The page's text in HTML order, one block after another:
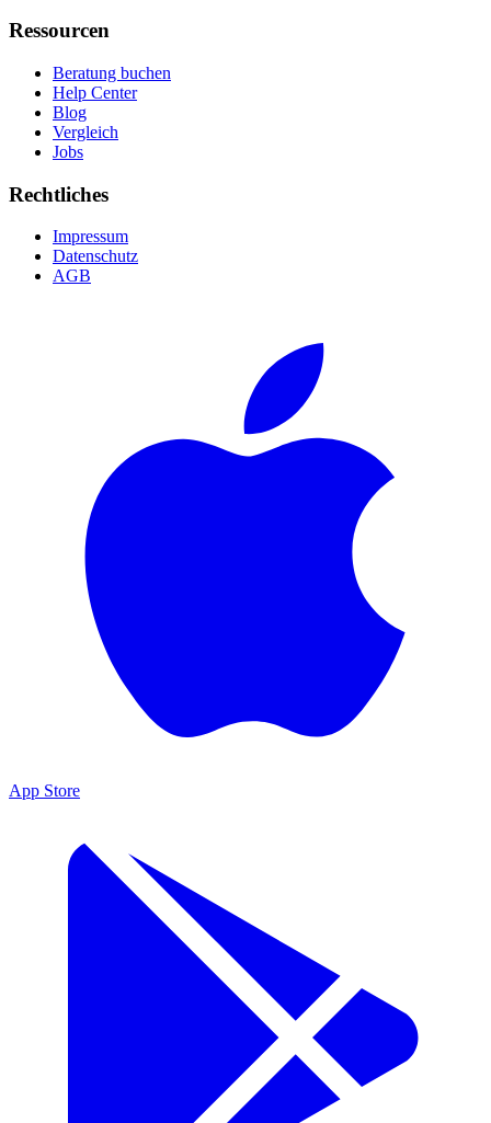
Ressourcen
Beratung buchen
Help Center
Blog
Vergleich
Jobs
Rechtliches
Impressum
Datenschutz
AGB
App Store